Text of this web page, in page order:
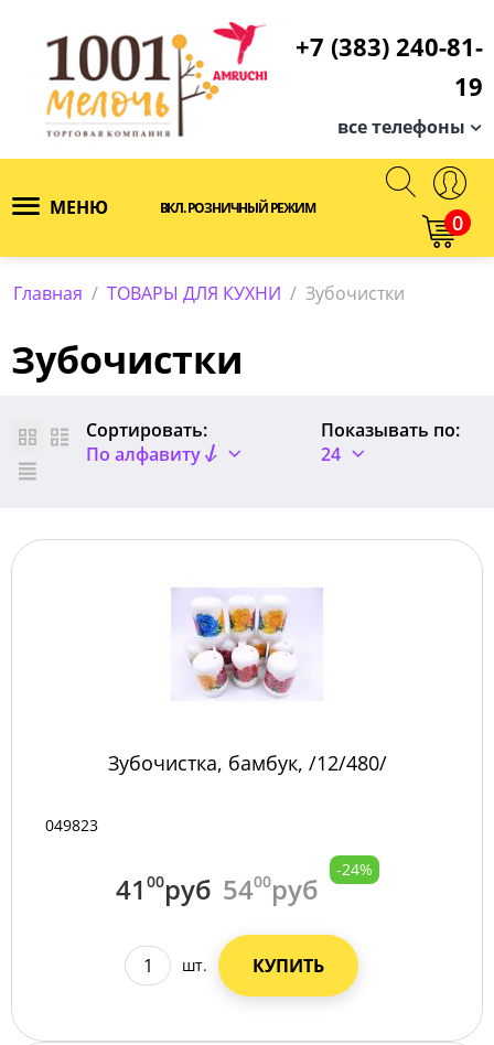
+7 (383) 240-81-
19
все телефоны
МЕНЮ ВКЛ. РОЗНИЧНЫЙ РЕЖИМ
0
Главная / ТОВАРЫ ДЛЯ КУХНИ / Зубочистки
Зубочистки
Сортировать:
По алфавиту
Показывать по:
24
Зубочистка, бамбук, /12/480/
049823
41 00руб 5400руб
-24%
шт. КУПИТЬ